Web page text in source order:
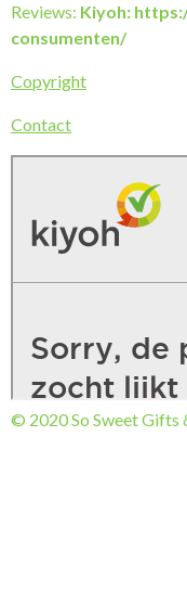
Reviews: Kiyoh:
consumenten/
Copyright
Contact
© 2020 So Sweet Gifts